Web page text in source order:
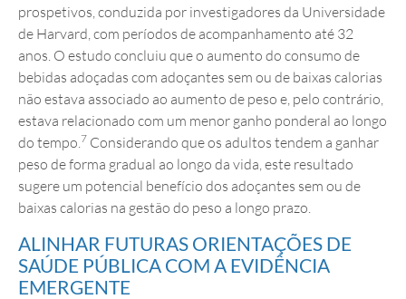
prospetivos, conduzida por investigadores da Universidade
de Harvard, com períodos de acompanhamento até 32
anos. O estudo concluiu que o aumento do consumo de
bebidas adoçadas com adoçantes sem ou de baixas calorias
não estava associado ao aumento de peso e, pelo contrário,
estava relacionado com um menor ganho ponderal ao longo
do tempo. 7 Considerando que os adultos tendem a ganhar
peso de forma gradual ao longo da vida, este resultado
sugere um potencial benefício dos adoçantes sem ou de
baixas calorias na gestão do peso a longo prazo.
ALINHAR FUTURAS ORIENTAÇÕES DE
SAÚDE PÚBLICA COM A EVIDÊNCIA
EMERGENTE